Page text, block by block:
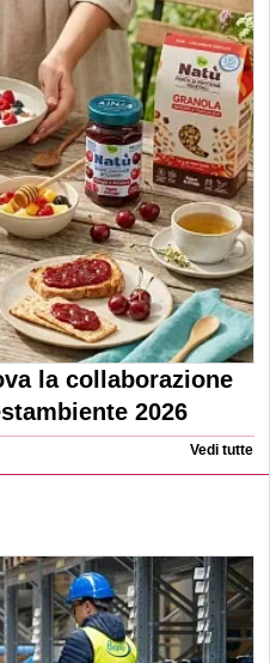
la collaborazione
2026
Vedi tutte